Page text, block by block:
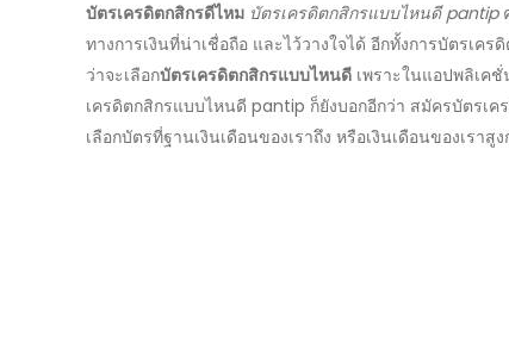
บัตรเครดิตกสิกรดีไหม บัตรเครดิตกสิกรแบบไหนดี pantip
ทางการเงินที่น่าเชื่อถือ และไว้วางใจได้ อีกทั้งการบัตรเคร
ว่าจะเลือกบัตรเครดิตกสิกรแบบไหนดี เพราะในแอปพลิเคชั่
เครดิตกสิกรแบบไหนดี pantip ก็ยังบอกอีกว่า สมัครบัตรเค
เลือกบัตรที่ฐานเงินเดือนของเราถึง หรือเงินเดือนของเรา